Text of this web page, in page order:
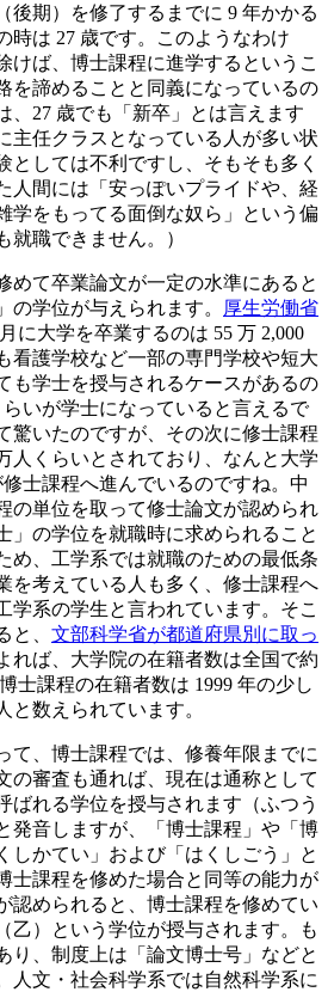
後期）を修了するまでに 9 年かかる
時は 27 歳です。このようなわけ
けば、博士課程に進学するというこ
を諦めることと同義になっているの
、27 歳でも「新卒」とは言えます
主任クラスとなっている人が多い状
としては不利ですし、そもそも多く
人間には「安っぽいプライドや、経
学をもってる面倒な奴ら」という偏
就職できません。）
めて卒業論文が一定の水準にあると
の学位が与えられます。
厚生労働省
月に大学を卒業するのは 55 万 2,000
看護学校など一部の専門学校や短大
も学士を授与されるケースがあるの
いが学士になっていると言えるで
驚いたのですが、その次に修士課程
人くらいとされており、なんと大学
士課程へ進んでいるのですね。中
の単位を取って修士論文が認められ
」の学位を就職時に求められること
め、工学系では就職のための最低条
を考えている人も多く、修士課程へ
学系の学生と言われています。そこ
と、 文部科学省が都道府県別に取っ
れば、大学院の在籍者数は全国で約
士課程の在籍者数は 1999 年の少し
と数えられています。
て、博士課程では、修養年限までに
の審査も通れば、現在は通称として
ばれる学位を授与されます（ふつう
発音しますが、「博士課程」や「博
しかてい」および「はくしごう」と
士課程を修めた場合と同等の能力が
認められると、博士課程を修めてい
乙）という学位が授与されます。も
り、制度上は「論文博士号」などと
人文・社会科学系では自然科学系に